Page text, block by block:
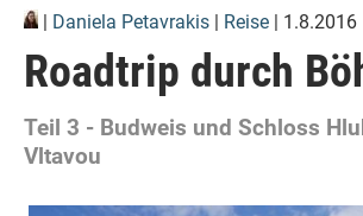
| Daniela Petavrakis | Reise | 1.8.2016
Roadtrip durch
Teil 3 - Budweis und Schloss
Vltavou